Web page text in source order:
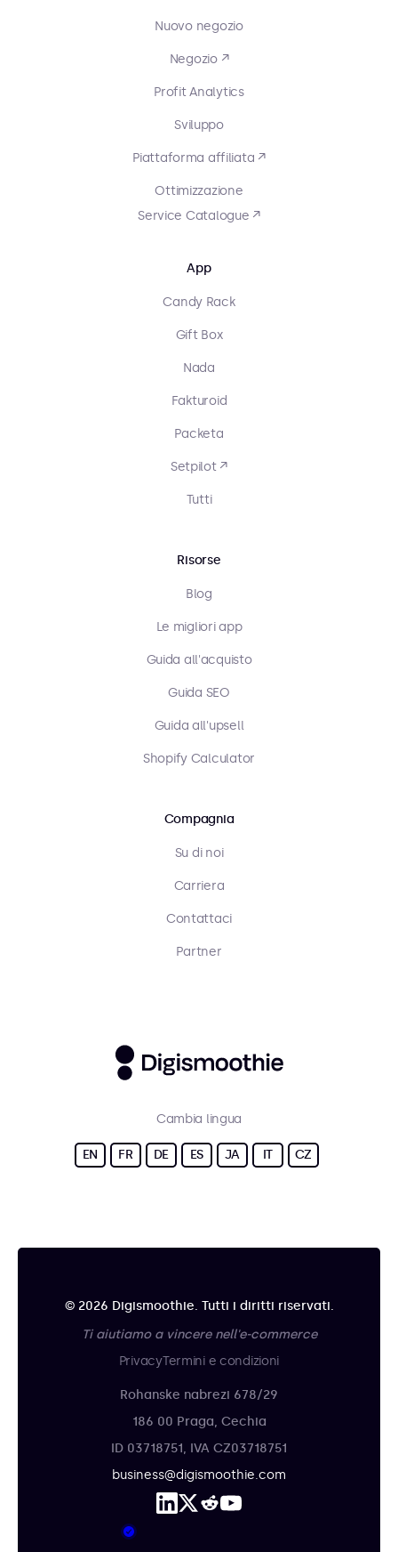
Nuovo negozio
Negozio ↗
Profit Analytics
Sviluppo
Piattaforma affiliata ↗
Ottimizzazione
Service Catalogue ↗
App
Candy Rack
Gift Box
Nada
Fakturoid
Packeta
Setpilot ↗
Tutti
Risorse
Blog
Le migliori app
Guida all'acquisto
Guida SEO
Guida all'upsell
Shopify Calculator
Compagnia
Su di noi
Carriera
Contattaci
Partner
Cambia lingua
EN FR DE ES JA IT CZ
© 2026 Digismoothie. Tutti i diritti riservati.
Ti aiutiamo a vincere nell'e-commerce
PrivacyTermini e condizioni
Rohanske nabrezi 678/29
186 00 Praga, Cechia
ID 03718751, IVA CZ03718751
business@digismoothie.com